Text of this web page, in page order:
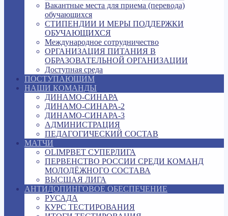
Вакантные места для приема (перевода)
обучающихся
СТИПЕНДИИ И МЕРЫ ПОДДЕРЖКИ
ОБУЧАЮЩИХСЯ
Международное сотрудничество
ОРГАНИЗАЦИЯ ПИТАНИЯ В
ОБРАЗОВАТЕЛЬНОЙ ОРГАНИЗАЦИИ
Доступная среда
ПОСТУПАЮЩИМ
НАШИ КОМАНДЫ
ДИНАМО-СИНАРА
ДИНАМО-СИНАРА-2
ДИНАМО-СИНАРА-3
АДМИНИСТРАЦИЯ
ПЕДАГОГИЧЕСКИЙ СОСТАВ
МАТЧИ
OLIMPBET СУПЕРЛИГА
ПЕРВЕНСТВО РОССИИ СРЕДИ КОМАНД
МОЛОДЁЖНОГО СОСТАВА
ВЫСШАЯ ЛИГА
АНТИДОПИНГОВОЕ ОБЕСПЕЧЕНИЕ
РУСАДА
КУРС ТЕСТИРОВАНИЯ